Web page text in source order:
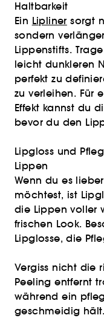
Haltbarkeit
Ein Lipliner sorgt
sondern
Lippenstifts.
leicht dunkleren
perfekt zu
zu verleihen. Für
Effekt kannst du
bevor du den
Lipgloss und
Lippen
Wenn du es
möchtest, ist
die Lippen voller
frischen Look.
Lipglosse, die
Vergiss nicht die
Peeling entfernt
während ein
geschmeidig